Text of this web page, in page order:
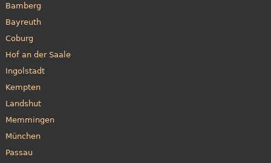
Bamberg
Bayreuth
Coburg
Hof an der Saale
Ingolstadt
Kempten
Landshut
Memmingen
München
Passau